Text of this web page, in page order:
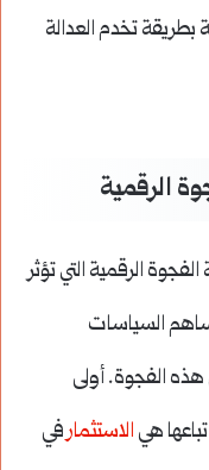
بطريقة تخدم العدالة
الرقمية
الرقمية التي تؤثر
السياسات
هذه الفجوة. أولى
هي الاستثمارفي